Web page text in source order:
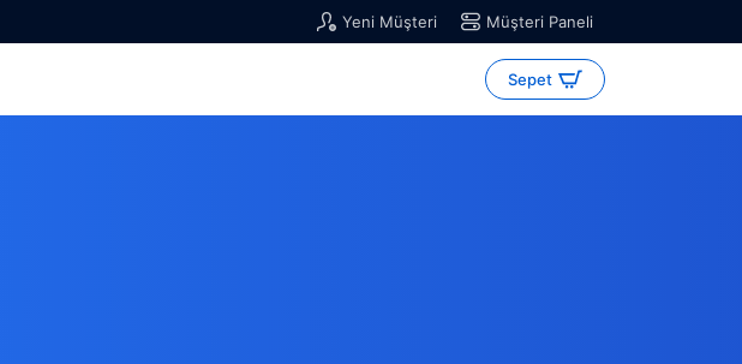
Yeni Müşteri Müşteri Paneli
Sepet